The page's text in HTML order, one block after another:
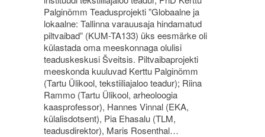
Palginõmm Teadusprojekti ”Globaalne ja
lokaalne: Tallinna varauusaja hindamatud
piltvaibad” (KUM-TA133) üks eesmärke oli
külastada oma meeskonnaga olulisi
teaduskeskusi Šveitsis. Piltvaibaprojekti
meeskonda kuuluvad Kerttu Palginõmm
(Tartu Ülikool, tekstiiliajaloo teadur); Riina
Rammo (Tartu Ülikool, arheoloogia
kaasprofessor), Hannes Vinnal (EKA,
külalisdotsent), Pia Ehasalu (TLM,
teadusdirektor), Maris Rosenthal…